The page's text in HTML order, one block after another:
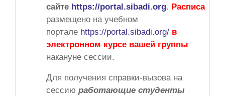
сайте https://portal.sibadi.org. Расписание
размещено на учебном
портале https://portal.sibadi.org/ в
электронном курсе вашей группы
накануне сессии.
Для получения справки-вызова на
сессию работающие студенты